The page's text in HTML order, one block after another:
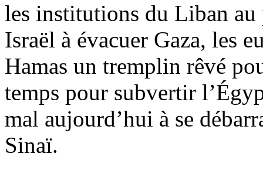
les institutions du Liban
Israël à évacuer Gaza, les
Hamas un tremplin rêvé
temps pour subvertir
mal aujourd’hui à se
Sinaï.